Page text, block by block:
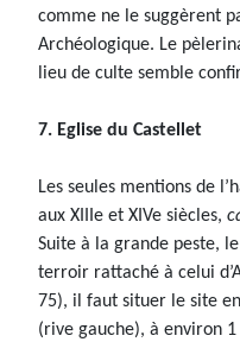
comme ne le suggèrent
Archéologique. Le
lieu de culte semble
7. Eglise du Castellet
Les seules mentions de
aux XIIIe et XIVe siècles,
Suite à la grande peste,
terroir rattaché à celui
75), il faut situer le site
(rive gauche), à environ